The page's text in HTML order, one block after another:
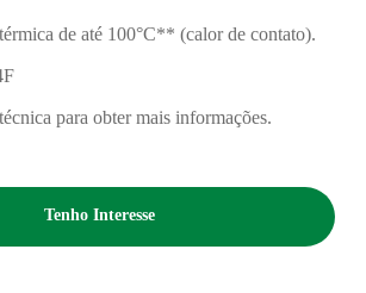
de até 100°C** (calor de contato).
para obter mais informações.
Tenho Interesse